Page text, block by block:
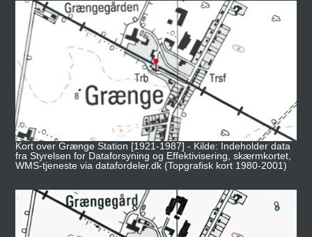
Kort over Grænge Station [1921-1987] - Kilde: Indeholder data
fra Styrelsen for Dataforsyning og Effektivisering, skærmkortet,
WMS-tjeneste via datafordeler.dk (Topgrafisk kort 1980-2001)